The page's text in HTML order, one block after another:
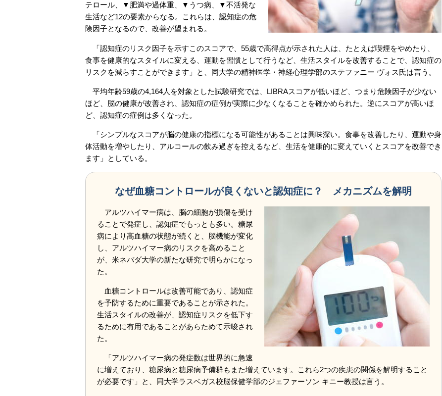
テロール、▼肥満や過体重、▼うつ病、▼不活発な
生活など12の要素からなる。これらは、認知症の危
険因子となるので、改善が望まれる。
「認知症のリスク因子を示すこのスコアで、55歳で高得点が示された人は、たとえば喫煙をやめたり、
食事を健康的なスタイルに変える、運動を習慣として行うなど、生活スタイルを改善することで、認知症の
リスクを減らすことができます」と、同大学の精神医学・神経心理学部のステファニー ヴォス氏は言う。
平均年齢59歳の4,164人を対象とした試験研究では、LIBRAスコアが低いほど、つまり危険因子が少ない
ほど、脳の健康が改善され、認知症の症例が実際に少なくなることを確かめられた。逆にスコアが高いほ
ど、認知症の症例は多くなった。
「シンプルなスコアが脳の健康の指標になる可能性があることは興味深い。食事を改善したり、運動や身
体活動を増やしたり、アルコールの飲み過ぎを控えるなど、生活を健康的に変えていくとスコアを改善でき
ます」としている。
なぜ血糖コントロールが良くないと認知症に？ メカニズムを解明
アルツハイマー病は、脳の細胞が損傷を受け
ることで発症し、認知症でもっとも多い。糖尿
病により高血糖の状態が続くと、脳機能が変化
し、アルツハイマー病のリスクを高めること
が、米ネバダ大学の新たな研究で明らかになっ
た。
血糖コントロールは改善可能であり、認知症
を予防するために重要であることが示された。
生活スタイルの改善が、認知症リスクを低下す
るために有用であることがあらためて示唆され
た。
「アルツハイマー病の発症数は世界的に急速
に増えており、糖尿病と糖尿病予備群もまた増えています。これら2つの疾患の関係を解明すること
が必要です」と、同大学ラスベガス校脳保健学部のジェファーソン キニー教授は言う。